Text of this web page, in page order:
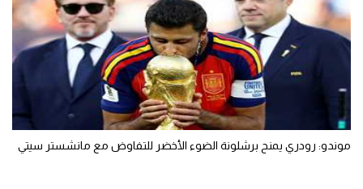
موندو: رودري يمنح برشلونة الضوء الأخضر للتفاوض مع مانشستر سيتي